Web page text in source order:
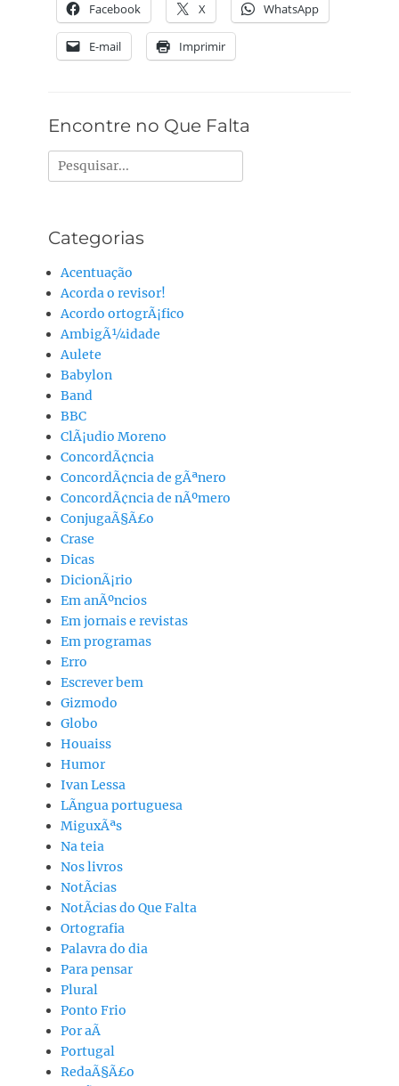
Facebook X WhatsApp
E-mail Imprimir
Encontre no Que Falta
Pesquisar
por:
Categorias
Acentuação
Acorda o revisor!
Acordo ortogrÃ¡fico
AmbigÃ¼idade
Aulete
Babylon
Band
BBC
ClÃ¡udio Moreno
ConcordÃ¢ncia
ConcordÃ¢ncia de gÃªnero
ConcordÃ¢ncia de nÃºmero
ConjugaÃ§Ã£o
Crase
Dicas
DicionÃ¡rio
Em anÃºncios
Em jornais e revistas
Em programas
Erro
Escrever bem
Gizmodo
Globo
Houaiss
Humor
Ivan Lessa
LÃ­ngua portuguesa
MiguxÃªs
Na teia
Nos livros
NotÃ­cias
NotÃ­cias do Que Falta
Ortografia
Palavra do dia
Para pensar
Plural
Ponto Frio
Por aÃ­
Portugal
RedaÃ§Ã£o